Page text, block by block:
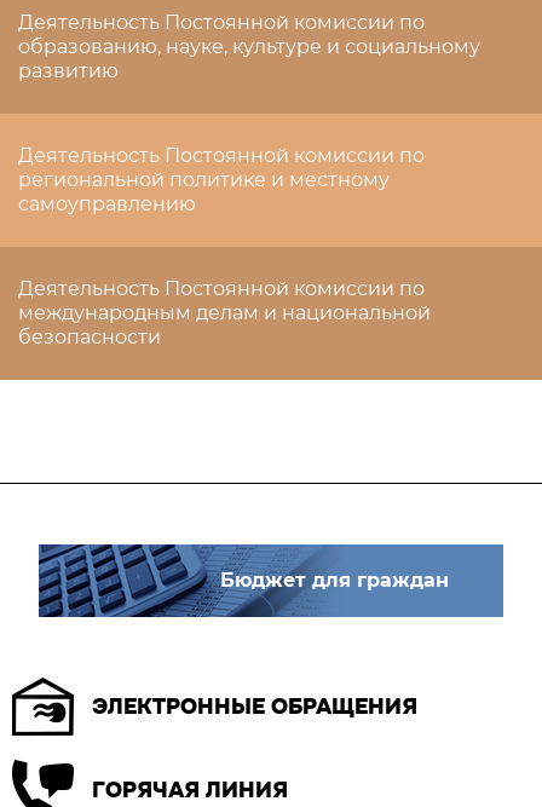
Деятельность Постоянной комиссии по
образованию, науке, культуре и социальному
развитию
Деятельность Постоянной комиссии по
региональной политике и местному
самоуправлению
Деятельность Постоянной комиссии по
международным делам и национальной
безопасности
Бюджет для граждан
ЭЛЕКТРОННЫЕ ОБРАЩЕНИЯ
ГОРЯЧАЯ ЛИНИЯ